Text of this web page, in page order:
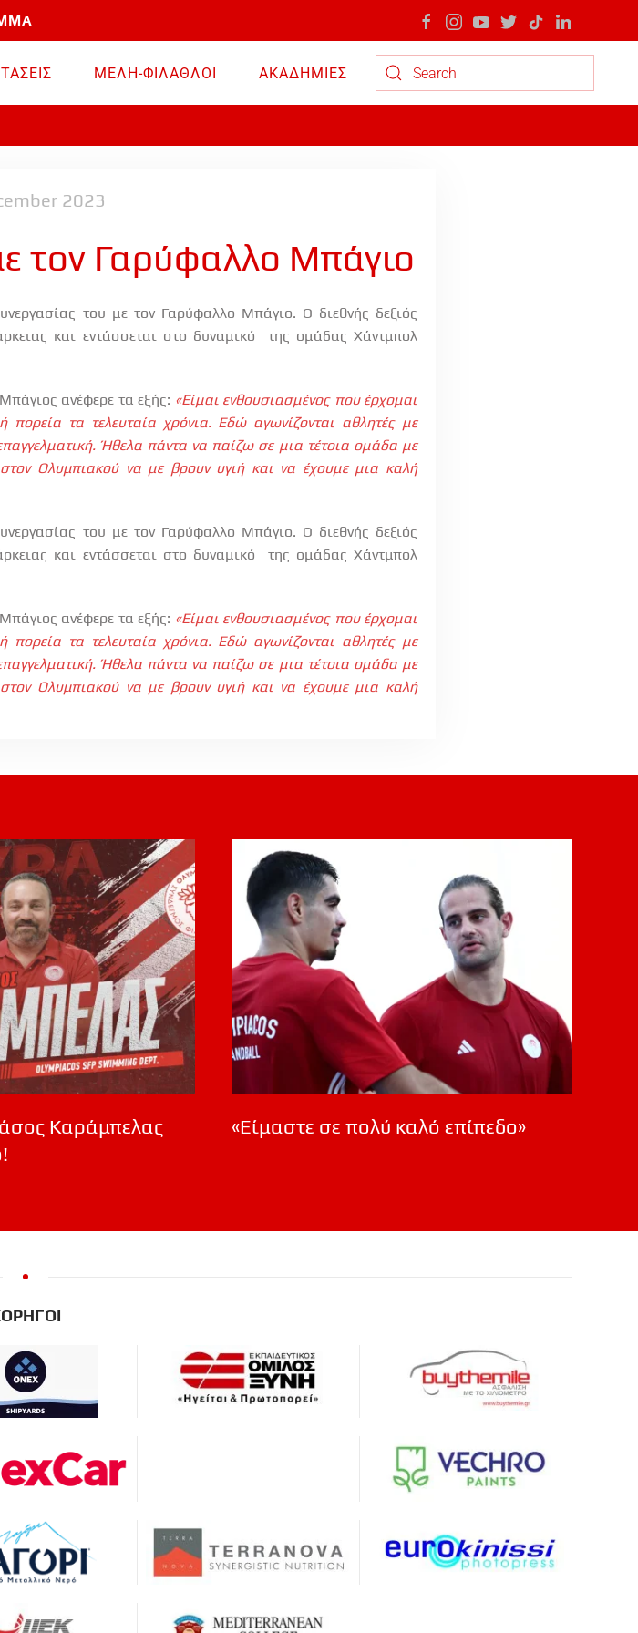
ΜΕΛΗ-ΦΙΛΑΘΛΟΙ
ΑΚΑΔΗΜΙΕΣ
Type 2 or more characters for results.
2023
τον Γαρύφαλλο Μπάγιο
του με τον Γαρύφαλλο Μπάγιο. Ο διεθνής δεξιός
και εντάσσεται στο δυναμικό
της ομάδας Χάντμπολ
ανέφερε τα εξής: «Είμαι ενθουσιασμένος που έρχομαι
τα τελευταία χρόνια. Εδώ αγωνίζονται αθλητές με
Ήθελα πάντα να παίζω σε μια τέτοια ομάδα με
Ολυμπιακού να με βρουν υγιή και να έχουμε μια καλή
του με τον Γαρύφαλλο Μπάγιο. Ο διεθνής δεξιός
και εντάσσεται στο δυναμικό
της ομάδας Χάντμπολ
ανέφερε τα εξής: «Είμαι ενθουσιασμένος που έρχομαι
τα τελευταία χρόνια. Εδώ αγωνίζονται αθλητές με
Ήθελα πάντα να παίζω σε μια τέτοια ομάδα με
Ολυμπιακού να με βρουν υγιή και να έχουμε μια καλή
Καράμπελας
«Είμαστε σε πολύ καλό επίπεδο»